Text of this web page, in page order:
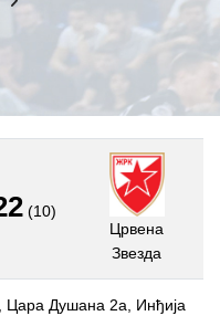
(10)
Црвена
Звезда
Цара Душана 2а, Инђија